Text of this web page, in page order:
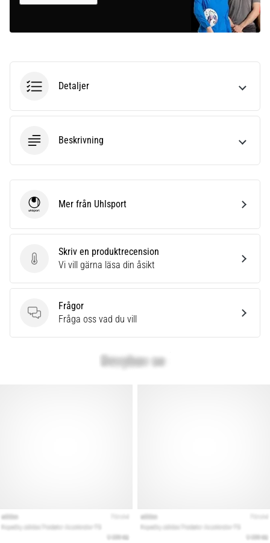
Detaljer
Beskrivning
Skriv en produktrecension
Skriv en produktrecension
Vi vill gärna läsa din åsikt
Frågor
Frågor
Fråga oss vad du vill
UhlsportMer från Uhlsport